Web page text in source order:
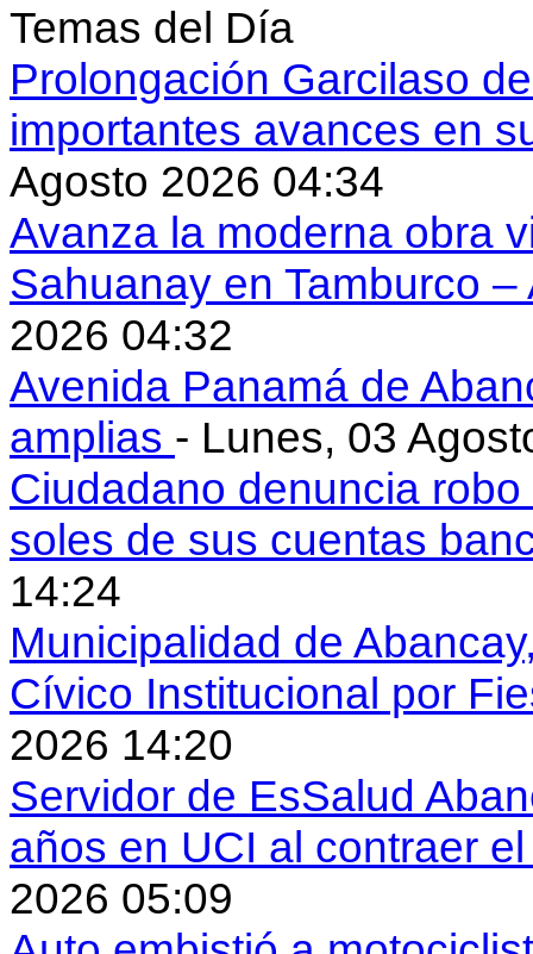
Temas del Día
Prolongación Garcilaso
importantes avances en
Agosto 2026 04:34
Avanza la moderna obra
Sahuanay en Tamburco
2026 04:32
Avenida Panamá de
amplias - Lunes, 03
Ciudadano denuncia
soles de sus cuentas
14:24
Municipalidad de
Cívico Institucional por
2026 14:20
Servidor de EsSalud
años en UCI al contraer
2026 05:09